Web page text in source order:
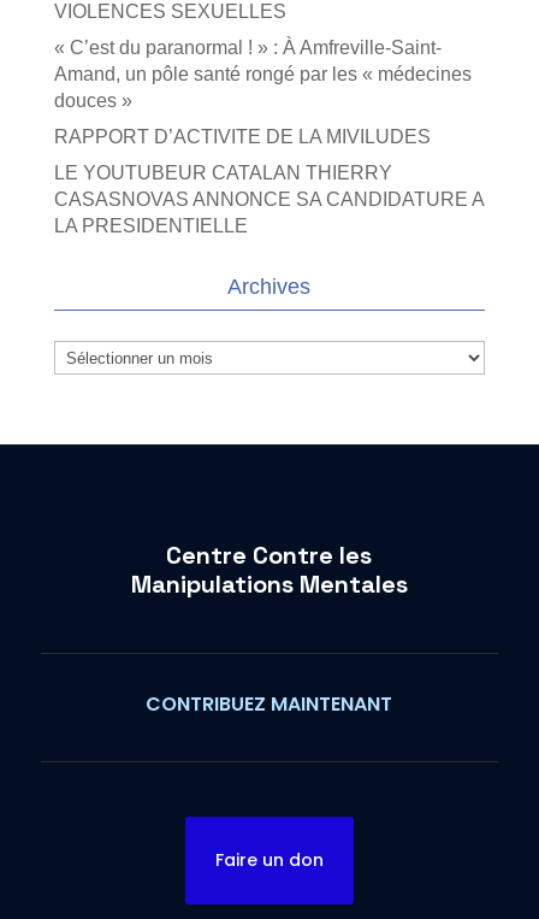
VIOLENCES SEXUELLES
« C’est du paranormal ! » : À Amfreville-Saint-
Amand, un pôle santé rongé par les « médecines
douces »
RAPPORT D’ACTIVITE DE LA MIVILUDES
LE YOUTUBEUR CATALAN THIERRY
CASASNOVAS ANNONCE SA CANDIDATURE A
LA PRESIDENTIELLE
Archives
Archives
Centre Contre les
Manipulations Mentales
CONTRIBUEZ MAINTENANT
Faire un don